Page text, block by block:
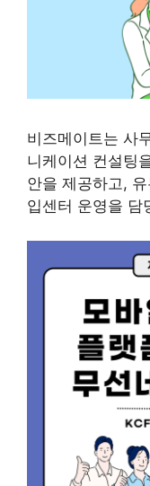
비즈메이트는 사
니케이션 컨설팅
안을 제공하고,
입센터 운영을 담